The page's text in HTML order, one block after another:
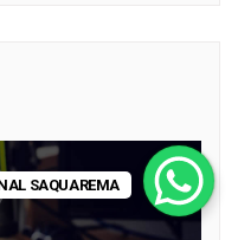
SAQUAREMA